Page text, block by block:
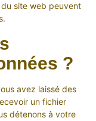
du site web peuvent
?
avez laissé des
un fichier
détenons à votre